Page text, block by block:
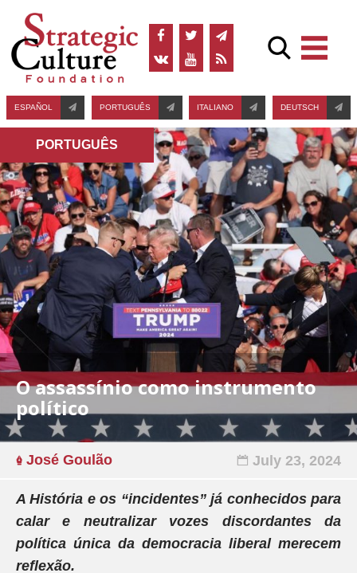
ESPAÑOL PORTUGUÊS ITALIANO DEUTSCH
PORTUGUÊS
O assassínio como instrumento
político
José Goulão July 23, 2024
A História e os “incidentes” já conhecidos para
calar e neutralizar vozes discordantes da
política única da democracia liberal merecem
reflexão.